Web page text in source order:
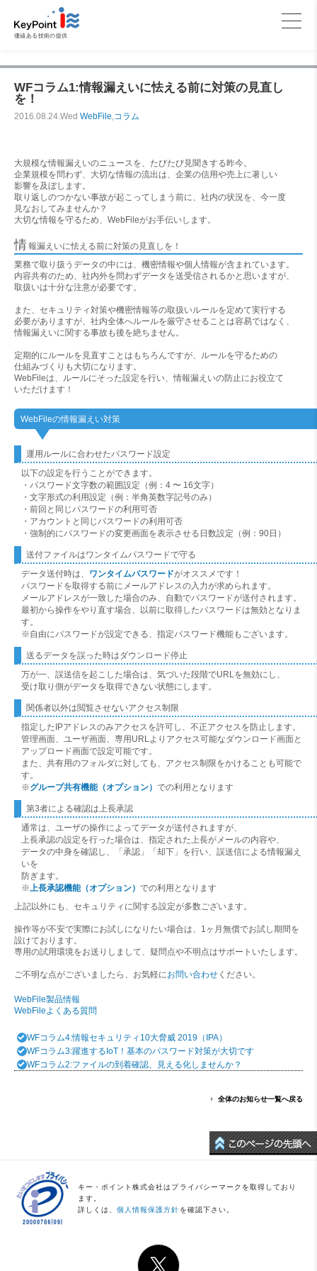
価値ある技術の提供
WFコラム1:情報漏えいに怯える前に対策の見直し
を！
2016.08.24.Wed WebFile コラム
大規模な情報漏えいのニュースを、たびたび見聞きする昨今。
企業規模を問わず、大切な情報の流出は、企業の信用や売上に著しい
影響を及ぼします。
取り返しのつかない事故が起こってしまう前に、社内の状況を、今一度
見なおしてみませんか？
大切な情報を守るため、WebFileがお手伝いします。
情報漏えいに怯える前に対策の見直しを！
業務で取り扱うデータの中には、機密情報や個人情報が含まれています。
内容共有のため、社内外を問わずデータを送受信されるかと思いますが、
取扱いは十分な注意が必要です。
また、セキュリティ対策や機密情報等の取扱いルールを定めて実行する
必要がありますが、社内全体へルールを厳守させることは容易ではなく、
情報漏えいに関する事故も後を絶ちません。
定期的にルールを見直すことはもちろんですが、ルールを守るための
仕組みづくりも大切になります。
WebFileは、ルールにそった設定を行い、情報漏えいの防止にお役立て
いただけます！
WebFileの情報漏えい対策
運用ルールに合わせたパスワード設定
以下の設定を行うことができます。
・パスワード文字数の範囲設定（例：4 〜 16文字）
・文字形式の利用設定（例：半角英数字記号のみ）
・前回と同じパスワードの利用可否
・アカウントと同じパスワードの利用可否
・強制的にパスワードの変更画面を表示させる日数設定（例：90日）
送付ファイルはワンタイムパスワードで守る
データ送付時は、 ワンタイムパスワードがオススメです！
パスワードを取得する前にメールアドレスの入力が求められます。
メールアドレスが一致した場合のみ、自動でパスワードが送付されます。
最初から操作をやり直す場合、以前に取得したパスワードは無効となりま
す。
※自由にパスワードが設定できる、指定パスワード機能もございます。
送るデータを誤った時はダウンロード停止
万が一、誤送信を起こした場合は、気づいた段階でURLを無効にし、
受け取り側がデータを取得できない状態にします。
関係者以外は閲覧させないアクセス制限
指定したIPアドレスのみアクセスを許可し、不正アクセスを防止します。
管理画面、ユーザ画面、専用URLよりアクセス可能なダウンロード画面と
アップロード画面で設定可能です。
また、共有用のフォルダに対しても、アクセス制限をかけることも可能で
す。
※グループ共有機能（オプション） での利用となります
第3者による確認は上長承認
通常は、ユーザの操作によってデータが送付されますが、
上長承認の設定を行った場合は、指定された上長がメールの内容や、
データの中身を確認し、「承認」「却下」を行い、誤送信による情報漏え
いを
防ぎます。
※ 上長承認機能（オプション） での利用となります
上記以外にも、セキュリティに関する設定が多数ございます。
操作等が不安で実際にお試しになりたい場合は、1ヶ月無償でお試し期間を
設けております。
専用の試用環境をお送りしまして、疑問点や不明点はサポートいたします。
ご不明な点がございましたら、お気軽にお問い合わせ ください。
WebFile製品情報
WebFileよくある質問
WFコラム4:情報セキュリティ10大脅威 2019（IPA）
WFコラム3:躍進するIoT！基本のパスワード対策が大切です
WFコラム2:ファイルの到着確認、見える化しませんか？
全体のお知らせ一覧へ戻る
キー・ポイント株式会社はプライバシーマークを取得しており
ます。
詳しくは、個人情報保護方針 を確認下さい。